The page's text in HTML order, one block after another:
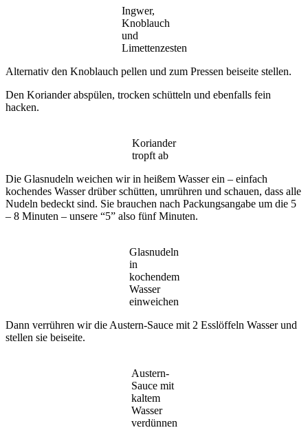
Ingwer,
Knoblauch
und
Limettenzesten
Alternativ den Knoblauch pellen und zum Pressen beiseite stellen.
Den Koriander abspülen, trocken schütteln und ebenfalls fein
hacken.
Koriander
tropft ab
Die Glasnudeln weichen wir in heißem Wasser ein – einfach
kochendes Wasser drüber schütten, umrühren und schauen, dass alle
Nudeln bedeckt sind. Sie brauchen nach Packungsangabe um die 5
– 8 Minuten – unsere “5” also fünf Minuten.
Glasnudeln
in
kochendem
Wasser
einweichen
Dann verrühren wir die Austern-Sauce mit 2 Esslöffeln Wasser und
stellen sie beiseite.
Austern-
Sauce mit
kaltem
Wasser
verdünnen